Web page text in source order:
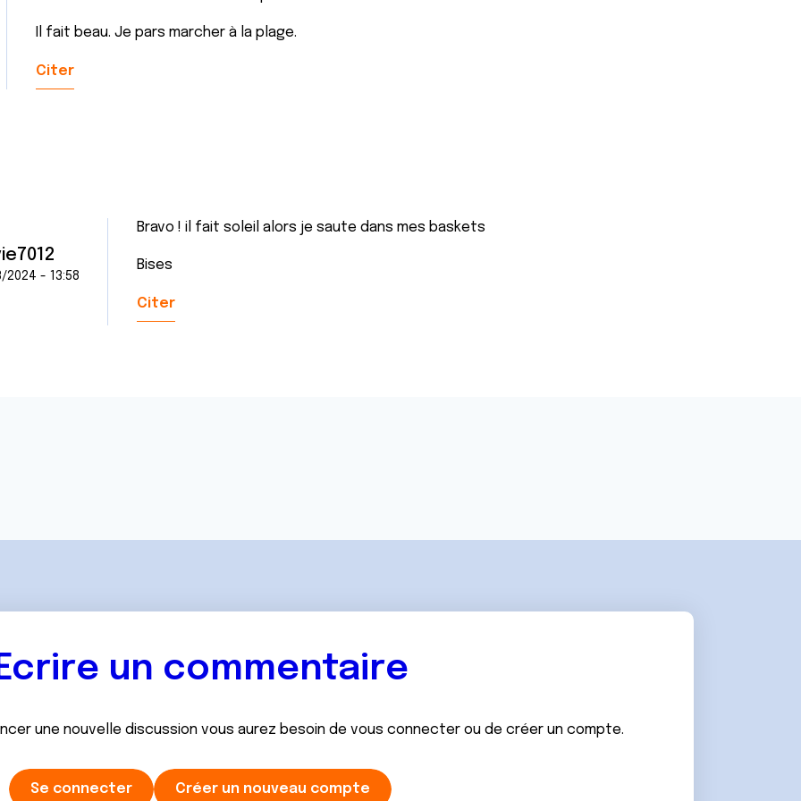
Il fait beau. Je pars marcher à la plage.
Citer
2024 - 13:58
Bravo ! il fait soleil alors je saute dans mes baskets
Bises
Citer
Ecrire un commentaire
une nouvelle discussion vous aurez besoin de vous connecter ou de créer un compte.
Se connecter Créer un nouveau compte